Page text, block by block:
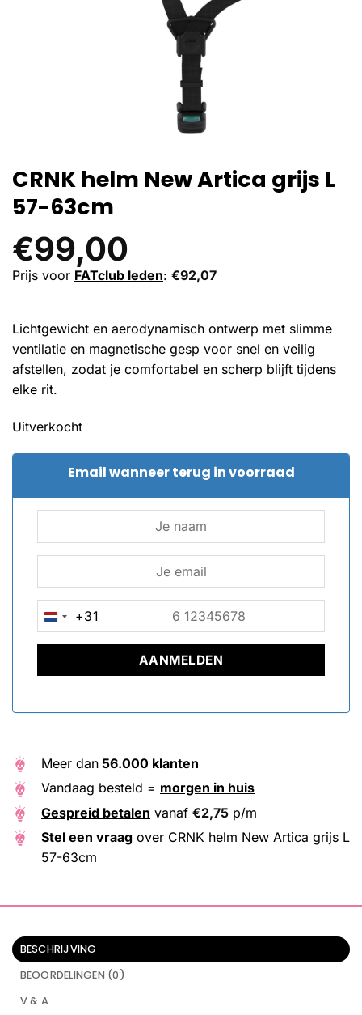
CRNK helm New Artica grijs L
57-63cm
€99,00
Prijs voor FATclub leden: €92,07
Lichtgewicht en aerodynamisch ontwerp met slimme
ventilatie en magnetische gesp voor snel en veilig
afstellen, zodat je comfortabel en scherp blijft tijdens
elke rit.
Uitverkocht
Email wanneer terug in voorraad
NETHERLANDS
+31
+31
Meer dan 56.000 klanten
Vandaag besteld = morgen in huis
Gespreid betalen vanaf €2,75 p/m
Stel een vraag over CRNK helm New Artica grijs L
57-63cm
BESCHRIJVING
BEOORDELINGEN (0)
V & A